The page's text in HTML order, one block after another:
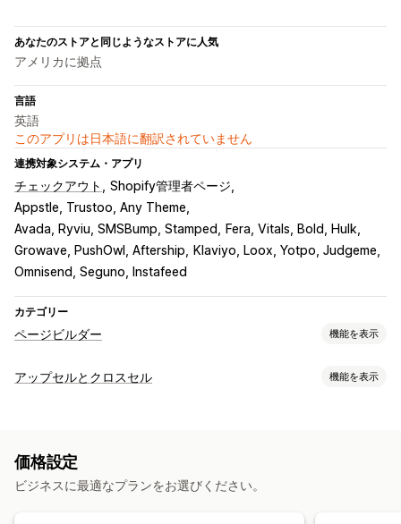
あなたのストアと同じようなストアに人気
アメリカに拠点
言語
英語
このアプリは日本語に翻訳されていません
連携対象システム・アプリ
チェックアウト
Shopify管理者ページ
Appstle, Trustoo, Any Theme
Avada, Ryviu, SMSBump, Stamped
Fera, Vitals, Bold, Hulk
Growave, PushOwl, Aftership
Klaviyo, Loox, Yotpo, Judgeme
Omnisend, Seguno, Instafeed
カテゴリー
ページビルダー 機能を表示
ページの種類
クイックビュー
プレスページ 採用情報ページ 法的事項ページ
アップセルとクロスセル 機能を表示
進捗バー ワンクリックアドオン
カートドロワー ポップアップ カスタムCSS
価格設定
ビジネスに最適なプランをお選びください。